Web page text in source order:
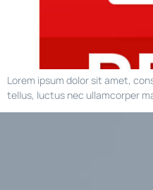
Lorem ipsum dolor sit amet,
tellus, luctus nec ullamcorper